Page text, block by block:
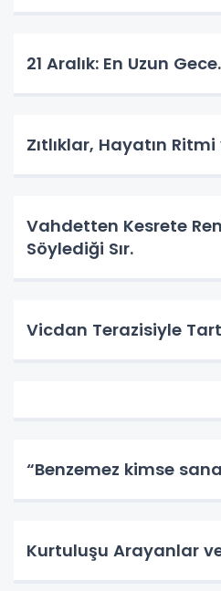
​21 Aralık: En Uzun Gece.
Zıtlıklar, Hayatın
Vahdetten Kesrete
Söylediği Sır.
Vicdan Terazisiyle
“Benzemez kimse
Kurtuluşu Arayanlar